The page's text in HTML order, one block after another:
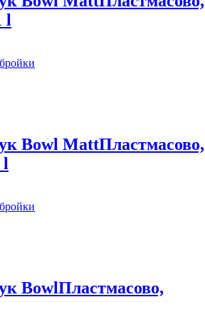
l
Bowl MattПластмасово,
l
BowlПластмасово,